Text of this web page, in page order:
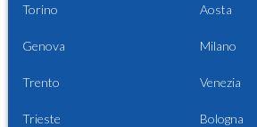
Torino Aosta
Genova Milano
Trento Venezia
Trieste Bologna